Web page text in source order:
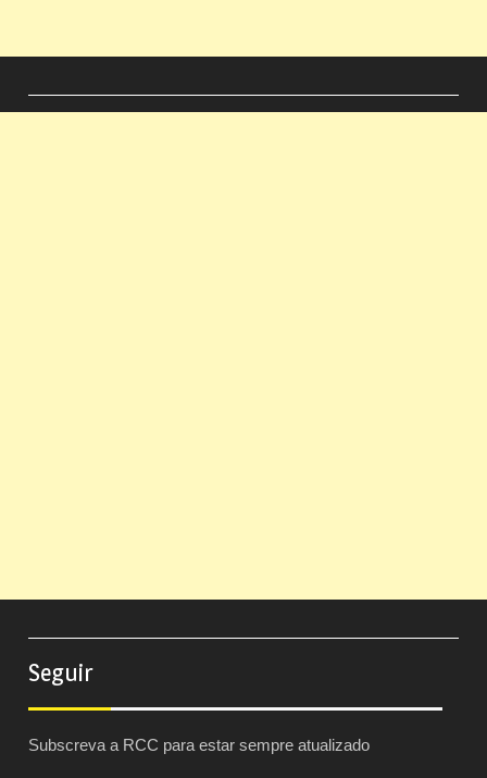
Seguir
Subscreva a RCC para estar sempre atualizado